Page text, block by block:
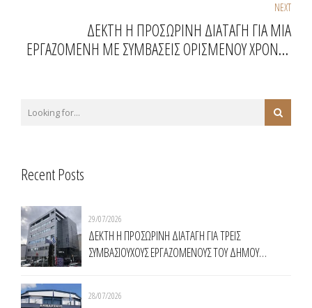
NEXT
ΔΕΚΤΗ Η ΠΡΟΣΩΡΙΝΗ ΔΙΑΤΑΓΗ ΓΙΑ ΜΙΑ
ΕΡΓΑΖΟΜΕΝΗ ΜΕ ΣΥΜΒΑΣΕΙΣ ΟΡΙΣΜΕΝΟΥ ΧΡΟΝΟΥ
Recent Posts
29/07/2026
ΔΕΚΤΗ Η ΠΡΟΣΩΡΙΝΗ ΔΙΑΤΑΓΗ ΓΙΑ ΤΡΕΙΣ
ΣΥΜΒΑΣΙΟΥΧΟΥΣ ΕΡΓΑΖΟΜΕΝΟΥΣ ΤΟΥ ΔΗΜΟΥ
28/07/2026